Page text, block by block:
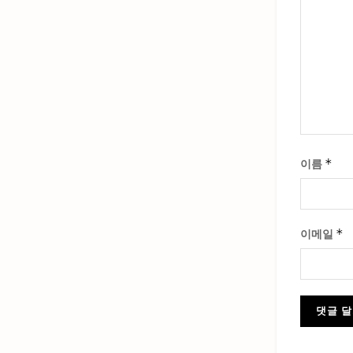
이름 *
이메일 *